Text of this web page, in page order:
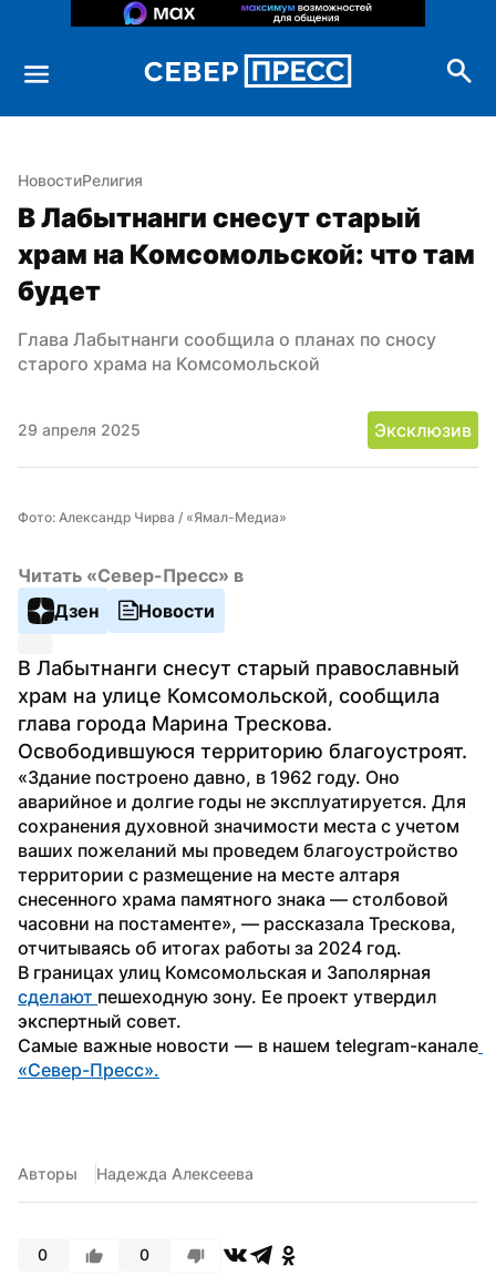
НовостиРелигия
В Лабытнанги снесут старый
храм на Комсомольской: что там
будет
Глава Лабытнанги сообщила о планах по сносу
старого храма на Комсомольской
29 апреля 2025 Эксклюзив
Фото: Александр Чирва / «Ямал-Медиа»
Читать «Север-Пресс» в
Дзен
Новости
В Лабытнанги снесут старый православный
храм на улице Комсомольской, сообщила
глава города Марина Трескова.
Освободившуюся территорию благоустроят.
«Здание построено давно, в 1962 году. Оно
аварийное и долгие годы не эксплуатируется. Для
сохранения духовной значимости места с учетом
ваших пожеланий мы проведем благоустройство
территории с размещение на месте алтаря
снесенного храма памятного знака — столбовой
часовни на постаменте», — рассказала Трескова,
отчитываясь об итогах работы за 2024 год.
сделают пешеходную зону. Ее проект утвердил
экспертный совет.
Самые важные новости — в нашем telegram-канале
«Север-Пресс».
Авторы Надежда Алексеева
0 0